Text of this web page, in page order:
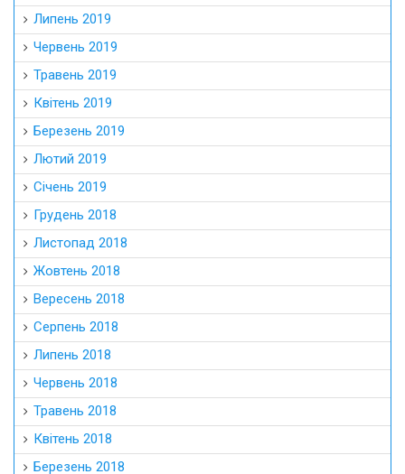
Липень 2019
Червень 2019
Травень 2019
Квітень 2019
Березень 2019
Лютий 2019
Січень 2019
Грудень 2018
Листопад 2018
Жовтень 2018
Вересень 2018
Серпень 2018
Липень 2018
Червень 2018
Травень 2018
Квітень 2018
Березень 2018